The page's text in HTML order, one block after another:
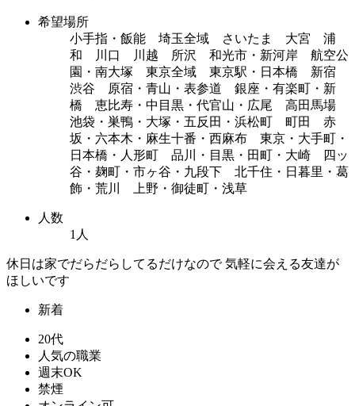
希望場所
小手指・飯能 埼玉全域 さいたま 大宮 浦
和 川口 川越 所沢 和光市・新河岸 航空公
園・南大塚 東京全域 東京駅・日本橋 新宿
渋谷 原宿・青山・表参道 銀座・有楽町・新
橋 恵比寿・中目黒・代官山・広尾 高田馬場
池袋・巣鴨・大塚・五反田・浜松町 町田 赤
坂・六本木・麻生十番・西麻布 東京・大手町・
日本橋・人形町 品川・目黒・田町・大崎 四ッ
谷・麹町・市ヶ谷・九段下 北千住・日暮里・葛
飾・荒川 上野・御徒町・浅草
人数
1人
休日は家でだらだらしてるだけなので 気軽に会える友達が
ほしいです
新着
20代
人気の職業
週末OK
禁煙